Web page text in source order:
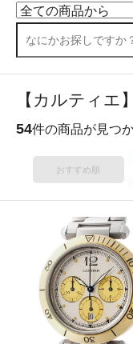
【カルティエ
54件の商品が見つ
おすすめ順